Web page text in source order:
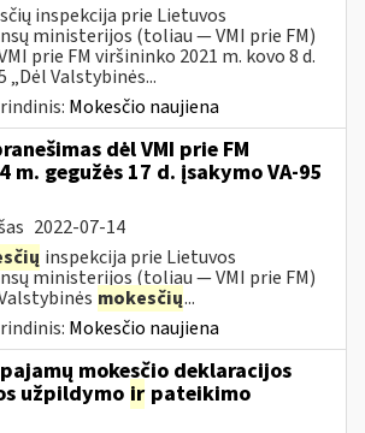
inspekcija prie Lietuvos
ministerijos (toliau ― VMI prie FM)
prie FM viršininko 2021 m. kovo 8 d.
„Dėl Valstybinės...
Mokesčio naujiena
dėl VMI prie FM
m. gegužės 17 d. įsakymo VA-95
2022-07-14
inspekcija prie Lietuvos
ministerijos (toliau ― VMI prie FM)
mokesčių...
Mokesčio naujiena
pajamų mokesčio deklaracijos
užpildymo ir pateikimo